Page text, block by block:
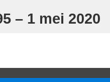
– 1 mei 2020